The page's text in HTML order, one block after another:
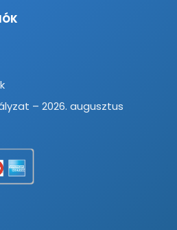
– 2026. augusztus